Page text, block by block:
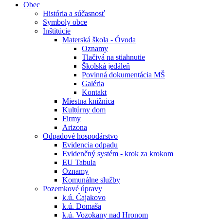
Obec
História a súčasnosť
Symboly obce
Inštitúcie
Materská škola - Óvoda
Oznamy
Tlačivá na stiahnutie
Školská jedáleň
Povinná dokumentácia MŠ
Galéria
Kontakt
Miestna knižnica
Kultúrny dom
Firmy
Arizona
Odpadové hospodárstvo
Evidencia odpadu
Evidenčný systém - krok za krokom
EU Tabula
Oznamy
Komunálne služby
Pozemkové úpravy
k.ú. Čajakovo
k.ú. Domaša
k.ú. Vozokany nad Hronom